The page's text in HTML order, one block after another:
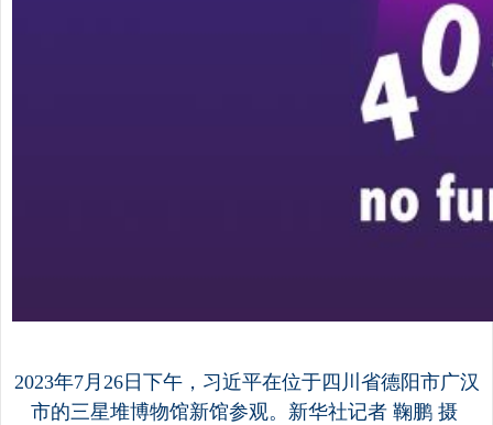
2023年7月26日下午，习近平在位于四川省德阳市广汉
市的三星堆博物馆新馆参观。新华社记者 鞠鹏 摄